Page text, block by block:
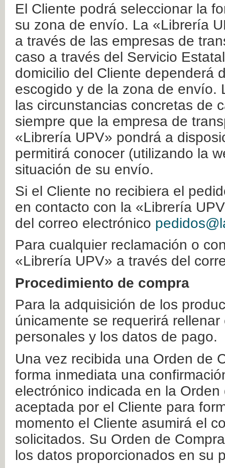
El Cliente podrá seleccionar la
su zona de envío. La «Librería
a través de las empresas de
caso a través del Servicio
domicilio del Cliente dependerá
escogido y de la zona de envío.
las circunstancias concretas de
siempre que la empresa de
«Librería UPV» pondrá a
permitirá conocer (utilizando la
situación de su envío.
Si el Cliente no recibiera el
en contacto con la «Librería
del correo electrónico
Para cualquier reclamación o
«Librería UPV» a través del
Procedimiento de compra
Para la adquisición de los
únicamente se requerirá
personales y los datos de pago.
Una vez recibida una Orden de
forma inmediata una
electrónico indicada en la
aceptada por el Cliente para
momento el Cliente asumirá el
solicitados. Su Orden de
los datos proporcionados en su